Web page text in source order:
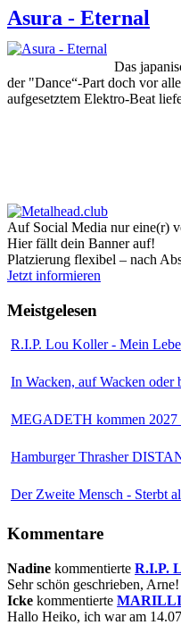
Asura - Eternal
Das
der "Dance“-Part doch vor
aufgesetztem Elektro-Beat
Auf Social Media nur eine(r)
Hier fällt dein Banner auf!
Platzierung flexibel – nach
Jetzt informieren
Meistgelesen
R.I.P. Lou Koller - Mein
In Wacken, auf Wacken oder
MEGADETH kommen 2027
Hamburger Thrasher
Der Zweite Mensch - Sterbt
Kommentare
Nadine kommentierte R.I.P.
Sehr schön geschrieben,
Icke kommentierte
Hallo Heiko, ich war am